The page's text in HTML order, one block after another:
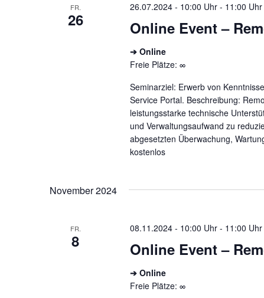
FR.
26 Online Event –
26.07.2024 - 10:00 Uhr- 11:00 Uhr
➔ Online
Freie Plätze: ∞
Seminarziel: Erwerb von
Service Portal. Beschreibung:
leistungsstarke technische
und Verwaltungsaufwand zu
abgesetzten Überwachung,
kostenlos
November 2024
FR.
8 Online Event –
08.11.2024 - 10:00 Uhr- 11:00 Uhr
➔ Online
Freie Plätze: ∞